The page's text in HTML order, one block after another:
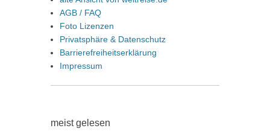
AGB / FAQ
Foto Lizenzen
Privatsphäre & Datenschutz
Barrierefreiheitserklärung
Impressum
meist gelesen